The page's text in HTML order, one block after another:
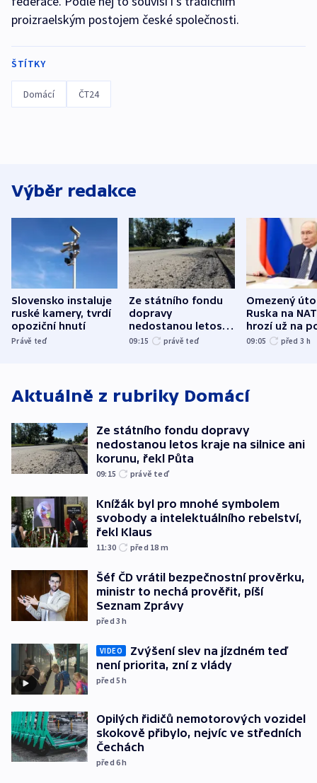
proizraelským postojem české společnosti.
ŠTÍTKY
Domácí ČT24
Výběr redakce
Slovensko instaluje
ruské kamery, tvrdí
opoziční hnutí
Právě teď
Ze státního fondu
dopravy
nedostanou letos
kraje na silnice ani
09:15 právě teď
Omezený
Ruska na
hrozí už na
varují tajné
09:05 před 3 h
Aktuálně z rubriky Domácí
Ze státního fondu dopravy
nedostanou letos kraje na silnice ani
korunu, řekl Půta
09:15 právě teď
Knížák byl pro mnohé symbolem
svobody a intelektuálního rebelství,
řekl Klaus
11:30 před 18 m
Šéf ČD vrátil bezpečnostní prověrku,
ministr to nechá prověřit, píší
Seznam Zprávy
před 3h
VIDEO
Zvýšení slev na jízdném teď
není priorita, zní z vlády
před 5h
Opilých řidičů nemotorových vozidel
skokově přibylo, nejvíc ve středních
Čechách
před 6h